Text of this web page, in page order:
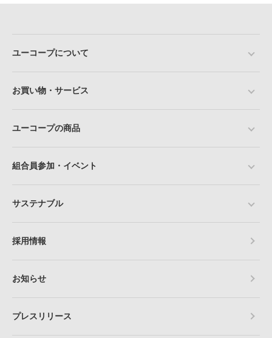
ユーコープについて
お買い物・サービス
ユーコープの商品
組合員参加・イベント
サステナブル
採用情報
お知らせ
プレスリリース